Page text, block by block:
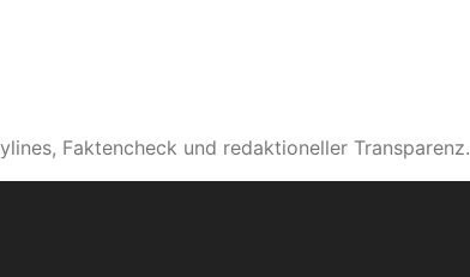
Faktencheck und redaktioneller Transparenz.